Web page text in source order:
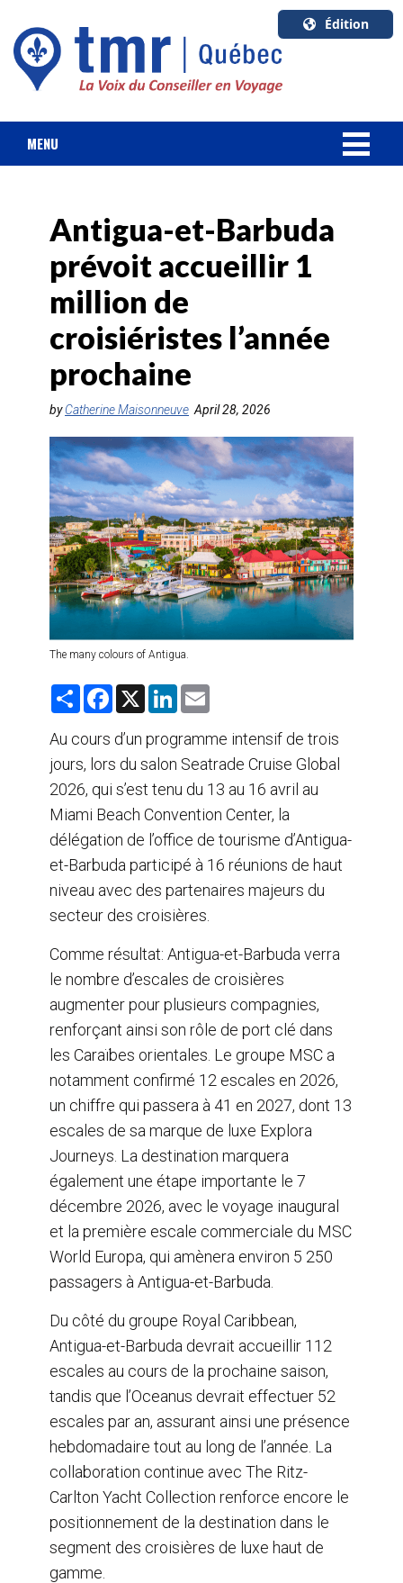
Édition
U.S.A.
English
Canada
Français
MENU
FORFAIT VACANCES
CROISIÈRES
HOTELS & RESORTS
DESTINATIONS
AGENTS DE VOYAGE
FORMATION & RESSOURCES
Antigua-et-Barbuda
prévoit accueillir 1
million de
croisiéristes l’année
prochaine
byCatherine Maisonneuve April 28, 2026
The many colours of Antigua.
S
r
e
F
e
b
o
k
X
L
k
e
d
n
i
l
Au cours d’un programme intensif de trois
jours, lors du salon Seatrade Cruise Global
2026, qui s’est tenu du 13 au 16 avril au
Miami Beach Convention Center, la
délégation de l’office de tourisme d’Antigua-
et-Barbuda participé à 16 réunions de haut
niveau avec des partenaires majeurs du
secteur des croisières.
Comme résultat: Antigua-et-Barbuda verra
le nombre d’escales de croisières
augmenter pour plusieurs compagnies,
renforçant ainsi son rôle de port clé dans
les Caraïbes orientales. Le groupe MSC a
notamment confirmé 12 escales en 2026,
un chiffre qui passera à 41 en 2027, dont 13
escales de sa marque de luxe Explora
Journeys. La destination marquera
également une étape importante le 7
décembre 2026, avec le voyage inaugural
et la première escale commerciale du MSC
World Europa, qui amènera environ 5 250
passagers à Antigua-et-Barbuda.
Du côté du groupe Royal Caribbean,
Antigua-et-Barbuda devrait accueillir 112
escales au cours de la prochaine saison,
tandis que l’Oceanus devrait effectuer 52
escales par an, assurant ainsi une présence
hebdomadaire tout au long de l’année. La
collaboration continue avec The Ritz-
Carlton Yacht Collection renforce encore le
positionnement de la destination dans le
segment des croisières de luxe haut de
gamme.